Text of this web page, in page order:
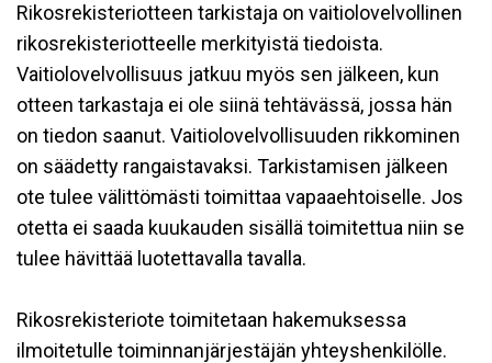
Rikosrekisteriotteen tarkistaja on vaitiolovelvollinen
rikosrekisteriotteelle merkityistä tiedoista.
Vaitiolovelvollisuus jatkuu myös sen jälkeen, kun
otteen tarkastaja ei ole siinä tehtävässä, jossa hän
on tiedon saanut. Vaitiolovelvollisuuden rikkominen
on säädetty rangaistavaksi. Tarkistamisen jälkeen
ote tulee välittömästi toimittaa vapaaehtoiselle. Jos
otetta ei saada kuukauden sisällä toimitettua niin se
tulee hävittää luotettavalla tavalla.
Rikosrekisteriote toimitetaan hakemuksessa
ilmoitetulle toiminnanjärjestäjän yhteyshenkilölle.